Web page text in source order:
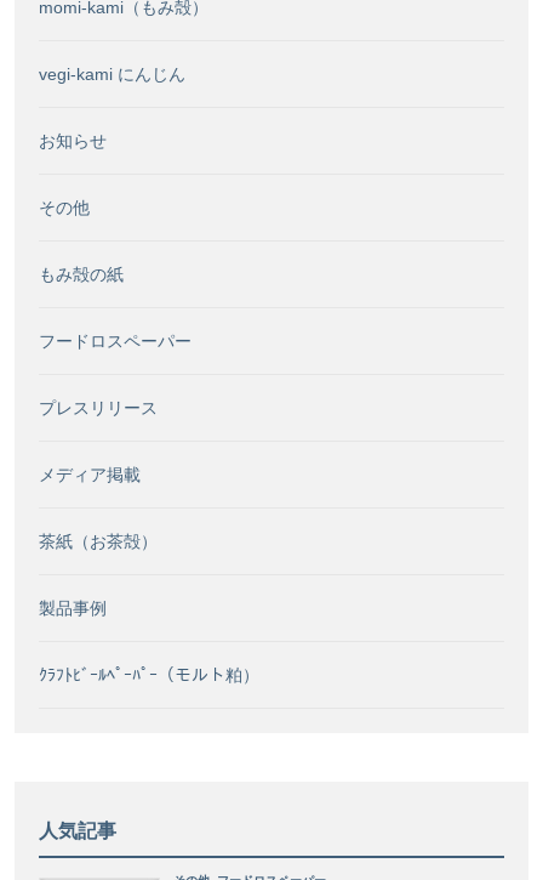
momi-kami（もみ殻）
vegi-kami にんじん
お知らせ
その他
もみ殻の紙
フードロスペーパー
プレスリリース
メディア掲載
茶紙（お茶殻）
製品事例
ｸﾗﾌﾄﾋﾞｰﾙﾍﾟｰﾊﾟｰ（モルト粕）
人気記事